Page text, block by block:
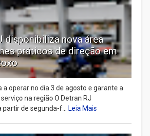
disponibiliza nova área
práticos de direção em
a operar no dia 3 de agosto e garante a
na região O Detran RJ
de segunda-f... Leia Mais